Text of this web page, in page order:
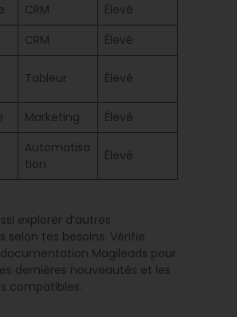
CRM
Élevé
CRM
Élevé
Tableur Élevé
Marketing Élevé
Automatisa
tion
Élevé
explorer d’autres
selon tes besoins. Vérifie
Magileads pour
dernières nouveautés et les
compatibles.